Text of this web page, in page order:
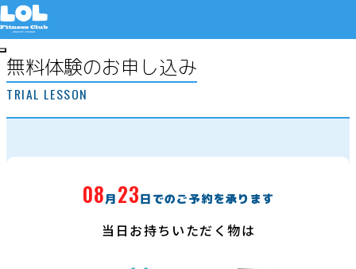
無料体験申し込み
ご利用者様の声
はじめての方へ
無料体験のお申し込み
TRIAL LESSON
08月 23日でのご予約を承ります
当日お持ちいただく物は